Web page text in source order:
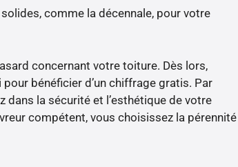
comme la décennale, pour votre
concernant votre toiture. Dès lors,
pour bénéficier d’un chiffrage gratis. Par
dans la sécurité et l’esthétique de votre
compétent, vous choisissez la pérennité